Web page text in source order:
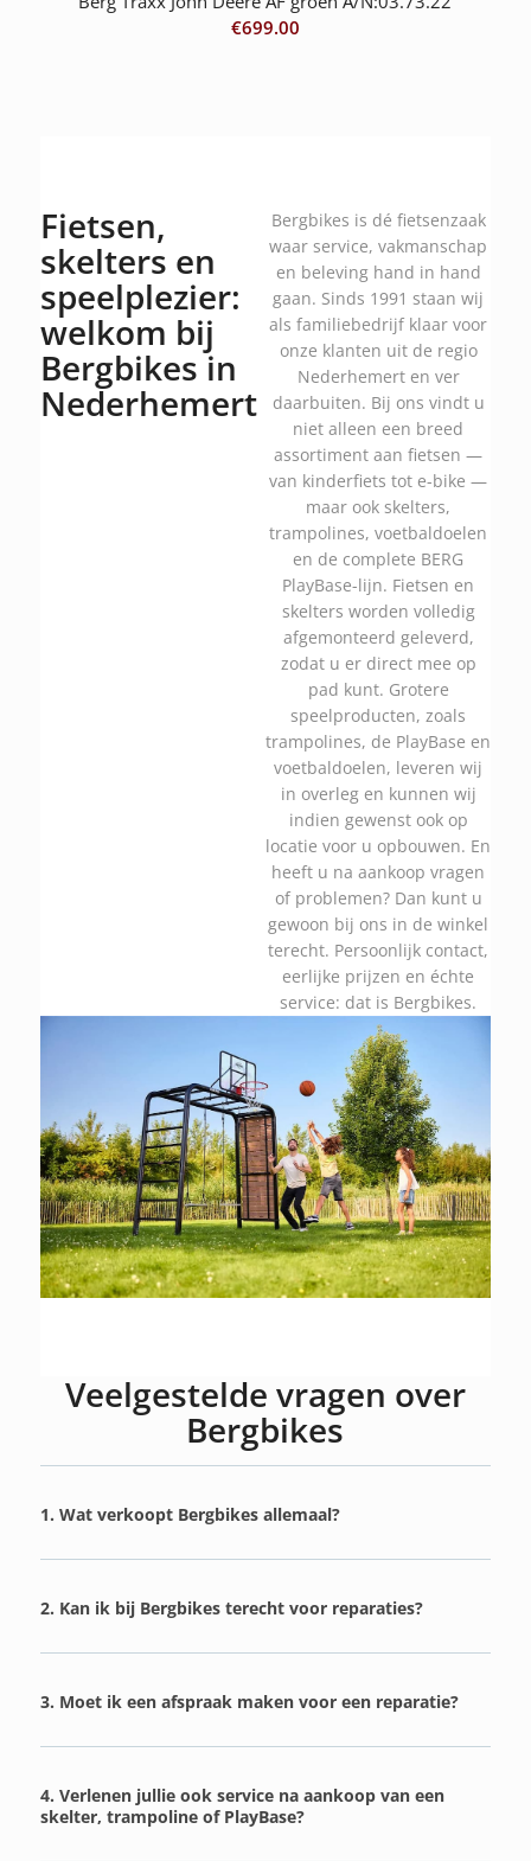
€699.00
Fietsen,
skelters en
speelplezier:
welkom bij
Bergbikes in
Nederhemert
Bergbikes is dé fietsenzaak
waar service, vakmanschap
en beleving hand in hand
gaan. Sinds 1991 staan wij
als familiebedrijf klaar voor
onze klanten uit de regio
Nederhemert en ver
daarbuiten. Bij ons vindt u
niet alleen een breed
assortiment aan fietsen —
van kinderfiets tot e-bike —
maar ook skelters,
trampolines, voetbaldoelen
en de complete BERG
PlayBase-lijn. Fietsen en
skelters worden volledig
afgemonteerd geleverd,
zodat u er direct mee op
pad kunt. Grotere
speelproducten, zoals
trampolines, de PlayBase en
voetbaldoelen, leveren wij
in overleg en kunnen wij
indien gewenst ook op
locatie voor u opbouwen. En
heeft u na aankoop vragen
of problemen? Dan kunt u
gewoon bij ons in de winkel
terecht. Persoonlijk contact,
eerlijke prijzen en échte
service: dat is Bergbikes.
Veelgestelde vragen over
Bergbikes
1. Wat verkoopt Bergbikes allemaal?
2. Kan ik bij Bergbikes terecht voor reparaties?
3. Moet ik een afspraak maken voor een reparatie?
4. Verlenen jullie ook service na aankoop van een
skelter, trampoline of PlayBase?